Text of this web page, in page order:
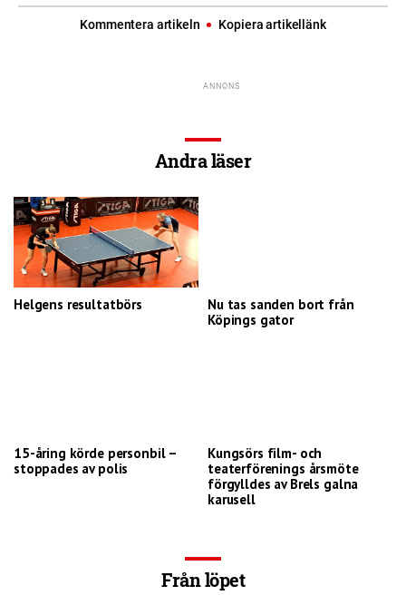
Kommentera artikeln Kopiera artikellänk
Andra läser
Helgens resultatbörs
Nu tas sanden bort från
Köpings gator
15-åring körde personbil –
stoppades av polis
Kungsörs film- och
teaterförenings årsmöte
förgylldes av Brels galna
karusell
Från löpet